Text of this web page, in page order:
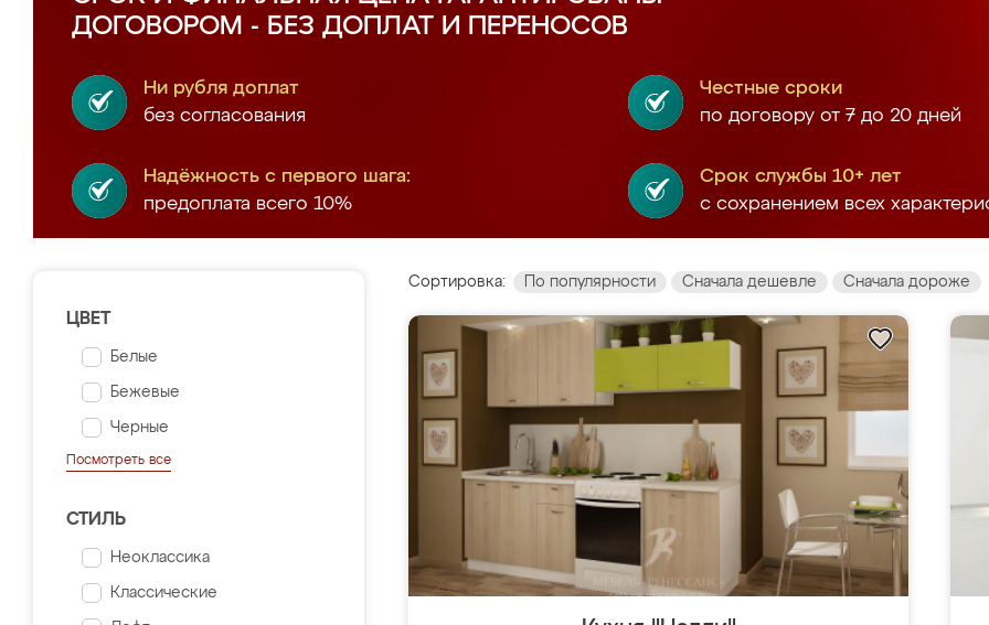
ДОГОВОРОМ - БЕЗ ДОПЛАТ И ПЕРЕНОСОВ
Ни рубля доплат
без согласования
Честные сроки
по договору от 7 до 20 дней
Надёжность с первого шага:
предоплата всего 10%
Срок службы 10+ лет
с сохранением всех
ЦВЕТ
Белые
Бежевые
Черные
Посмотреть все
СТИЛЬ
Неоклассика
Классические
Сортировка: По популярности Сначала дешевле Сначала дороже